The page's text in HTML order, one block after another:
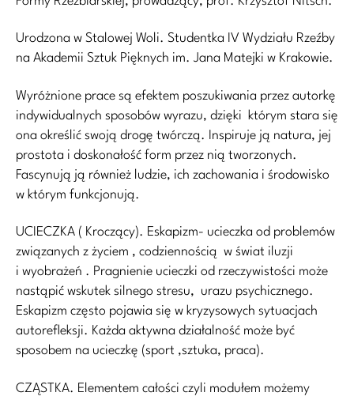
Urodzona w Stalowej Woli. Studentka IV Wydziału Rzeźby
na Akademii Sztuk Pięknych im. Jana Matejki w Krakowie.
Wyróżnione prace są efektem poszukiwania przez autorkę
indywidualnych sposobów wyrazu, dzięki którym stara się
ona określić swoją drogę twórczą. Inspiruje ją natura, jej
prostota i doskonałość form przez nią tworzonych.
Fascynują ją również ludzie, ich zachowania i środowisko
w którym funkcjonują.
UCIECZKA ( Kroczący). Eskapizm- ucieczka od problemów
związanych z życiem , codziennością w świat iluzji
i wyobrażeń . Pragnienie ucieczki od rzeczywistości może
nastąpić wskutek silnego stresu, urazu psychicznego.
Eskapizm często pojawia się w kryzysowych sytuacjach
autorefleksji. Każda aktywna działalność może być
sposobem na ucieczkę (sport ,sztuka, praca).
CZĄSTKA. Elementem całości czyli modułem możemy